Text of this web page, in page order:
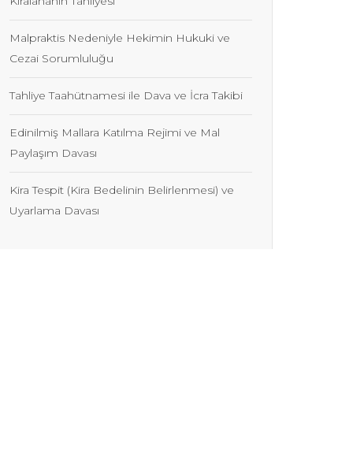
Malpraktis Nedeniyle Hekimin Hukuki ve
Cezai Sorumluluğu
Tahliye Taahütnamesi ile Dava ve İcra Takibi
Edinilmiş Mallara Katılma Rejimi ve Mal
Paylaşım Davası
Kira Tespit (Kira Bedelinin Belirlenmesi) ve
Uyarlama Davası